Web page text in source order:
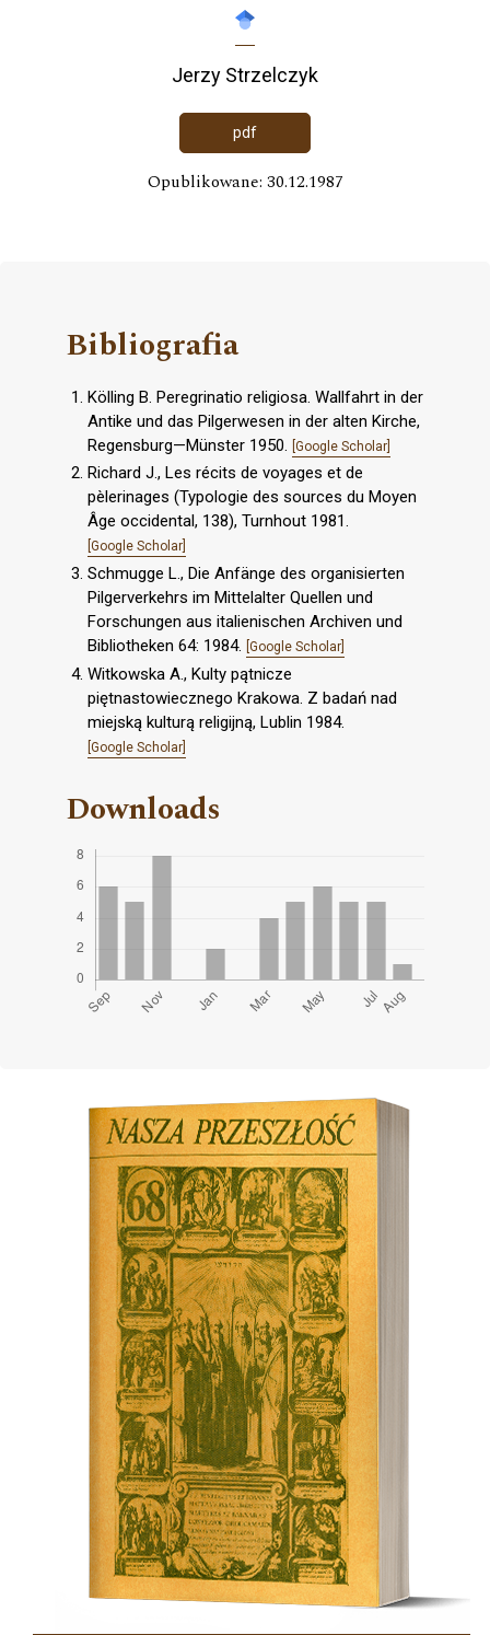
Jerzy Strzelczyk
pdf
Opublikowane: 30.12.1987
Bibliografia
Kölling B. Peregrinatio religiosa. Wallfahrt in der
Antike und das Pilgerwesen in der alten Kirche,
Regensburg—Münster 1950.
[Google Scholar]
Richard J., Les récits de voyages et de
pèlerinages (Typologie des sources du Moyen
Âge occidental, 138), Turnhout 1981.
[Google Scholar]
Schmugge L., Die Anfänge des organisierten
Pilgerverkehrs im Mittelalter Quellen und
Forschungen aus italienischen Archiven und
Bibliotheken 64: 1984. [Google Scholar]
Witkowska A., Kulty pątnicze
piętnastowiecznego Krakowa. Z badań nad
miejską kulturą religijną, Lublin 1984.
[Google Scholar]
Downloads